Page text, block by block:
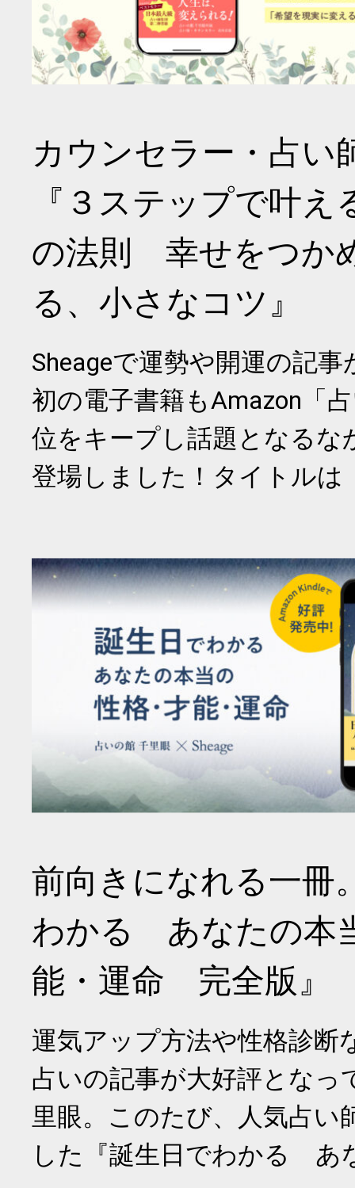
カウンセラー・占い
『３ステップで叶
の法則 幸せをつか
る、小さなコツ』
Sheageで運勢や開運の記
初の電子書籍もAmazon「
位をキープし話題となるな
登場しました！タイトルは
前向きになれる一冊
わかる あなたの本
能・運命 完全版』
運気アップ方法や性格診断
占いの記事が大好評となっ
里眼。このたび、人気占い
した『誕生日でわかる あ